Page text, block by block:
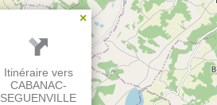
×
Itinéraire vers
CABANAC-
SEGUENVILLE